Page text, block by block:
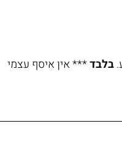
בלבד*** אין איסף עצמי